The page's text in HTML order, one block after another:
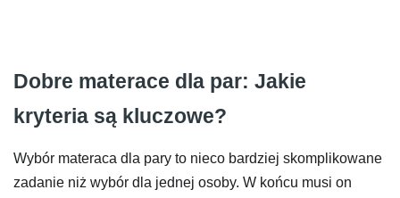
Dobre materace dla par: Jakie
kryteria są kluczowe?
Wybór materaca dla pary to nieco bardziej skomplikowane
zadanie niż wybór dla jednej osoby. W końcu musi on